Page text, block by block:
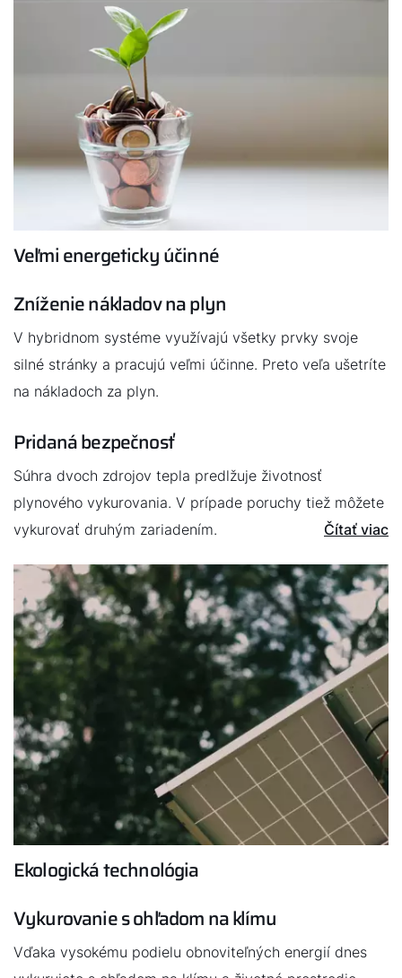
Veľmi energeticky účinné
Zníženie nákladov na plyn
V hybridnom systéme využívajú všetky prvky svoje
silné stránky a pracujú veľmi účinne. Preto veľa ušetríte
na nákladoch za plyn.
Pridaná bezpečnosť
Súhra dvoch zdrojov tepla predlžuje životnosť
plynového vykurovania. V prípade poruchy tiež môžete
vykurovať druhým zariadením.
Čítať viac
Ekologická technológia
Vykurovanie s ohľadom na klímu
Vďaka vysokému podielu obnoviteľných energií dnes
Dôležité odkazy
Obchodný tím
Kariéra
5-ročná záruka
Dotácie